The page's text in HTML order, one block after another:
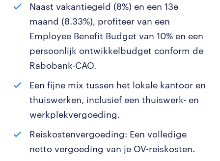
Naast vakantiegeld (8%) en een 13e
maand (8.33%), profiteer van een
Employee Benefit Budget van 10% en een
persoonlijk ontwikkelbudget conform de
Rabobank-CAO.
Een fijne mix tussen het lokale kantoor en
thuiswerken, inclusief een thuiswerk- en
werkplekvergoeding.
Reiskostenvergoeding: Een volledige
netto vergoeding van je OV-reiskosten.